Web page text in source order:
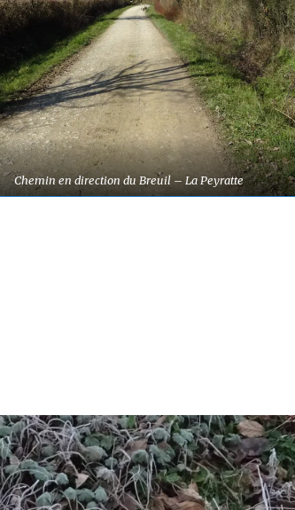
Chemin en direction du Breuil – La Peyratte